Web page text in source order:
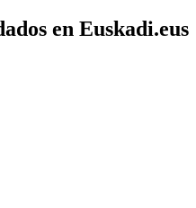
en Euskadi.eus